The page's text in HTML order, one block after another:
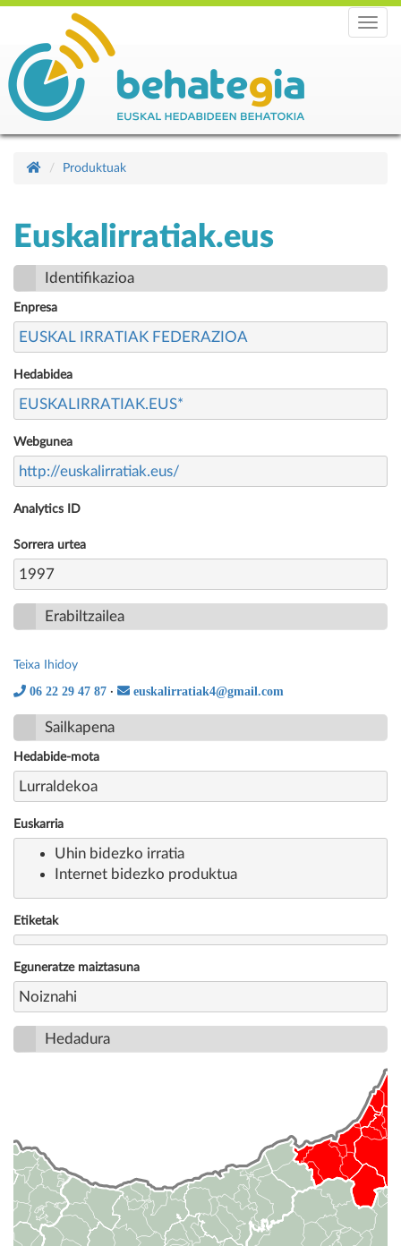
Produktuak
Euskalirratiak.eus
Identifikazioa
Enpresa
EUSKAL IRRATIAK FEDERAZIOA
Hedabidea
EUSKALIRRATIAK.EUS*
Webgunea
http://euskalirratiak.eus/
Analytics ID
Sorrera urtea
1997
Erabiltzailea
Teixa Ihidoy
06 22 29 47 87 · euskalirratiak4@gmail.com
Sailkapena
Hedabide-mota
Lurraldekoa
Euskarria
Uhin bidezko irratia
Internet bidezko produktua
Etiketak
Eguneratze maiztasuna
Noiznahi
Hedadura